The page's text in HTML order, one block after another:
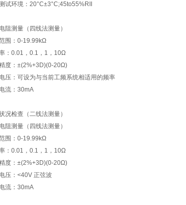
试环境：20°C±3°C;45to55%RII
阻测量（四线法测量）
围：0-19.99kΩ
：0.01，0.1，1，10Ω
度：±(2%+3D)(0-20Ω)
压：可设为与当前工频系统相适用的频率
流：30mA
况检查（二线法测量）
阻测量（四线法测量）
围：0-19.99kΩ
：0.01，0.1，1，10Ω
度：±(2%+3D)(0-20Ω)
压：<40V 正弦波
流：30mA